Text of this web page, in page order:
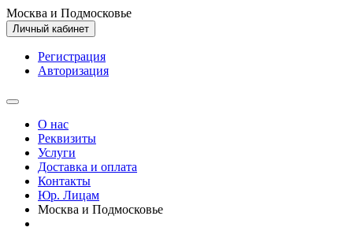
Москва и Подмосковье
Личный кабинет
Регистрация
Авторизация
О нас
Реквизиты
Услуги
Доставка и оплата
Контакты
Юр. Лицам
Москва и Подмосковье